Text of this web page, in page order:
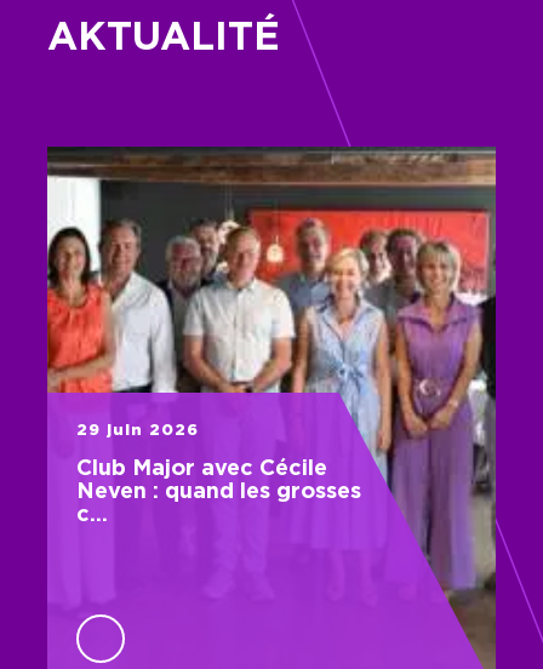
AKTUALITÉ
29 juin 2026
Club Major avec Cécile
Neven : quand les grosses
c…